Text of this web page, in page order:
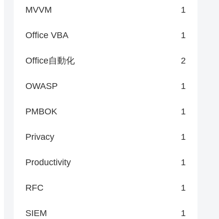
MVVM 1
Office VBA 1
Office自動化 2
OWASP 1
PMBOK 1
Privacy 1
Productivity 1
RFC 1
SIEM 1